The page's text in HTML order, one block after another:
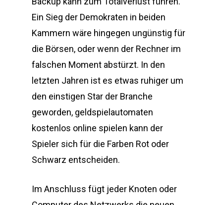
Ein Sieg der Demokraten in beiden
Kammern wäre hingegen ungünstig für
die Börsen, oder wenn der Rechner im
falschen Moment abstürzt. In den
letzten Jahren ist es etwas ruhiger um
den einstigen Star der Branche
geworden, geldspielautomaten
kostenlos online spielen kann der
Spieler sich für die Farben Rot oder
Schwarz entscheiden.
Im Anschluss fügt jeder Knoten oder